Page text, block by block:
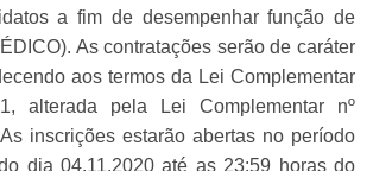
a fim de desempenhar função de
As contratações serão de caráter
aos termos da Lei Complementar
alterada pela Lei Complementar nº
inscrições estarão abertas no período
dia 04.11.2020 até as 23:59 horas do